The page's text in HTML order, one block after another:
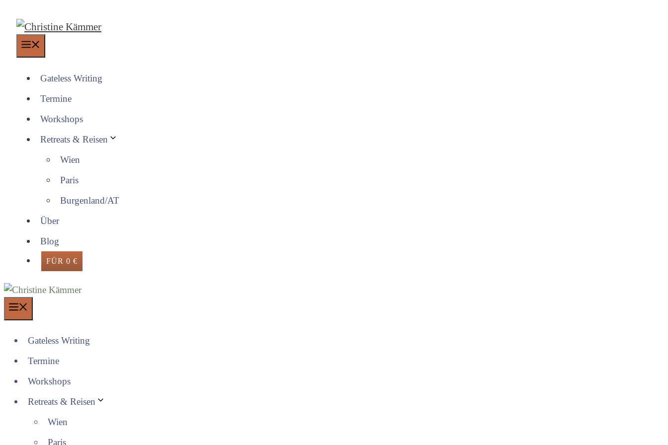
Inhalt
springen
Gateless Writing
Termine
Workshops
Retreats & Reisen
Wien
Paris
Burgenland/AT
Über
Blog
FÜR 0 €
Gateless Writing
Termine
Workshops
Retreats & Reisen
Wien
Paris